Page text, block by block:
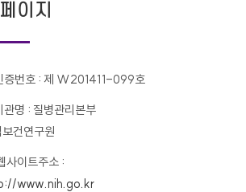
이지
증번호 : 제 W201411-099호
관명 : 질병관리본부
건연구원
사이트주소 :
www.nih.go.kr